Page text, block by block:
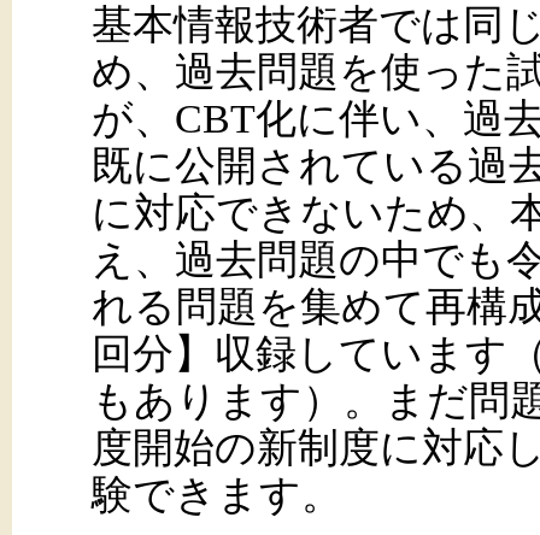
基本情報技術者では同
め、過去問題を使った
が、CBT化に伴い、過
既に公開されている過
に対応できないため、
え、過去問題の中でも
れる問題を集めて再構
回分】収録しています
もあります）。まだ問
度開始の新制度に対応
験できます。